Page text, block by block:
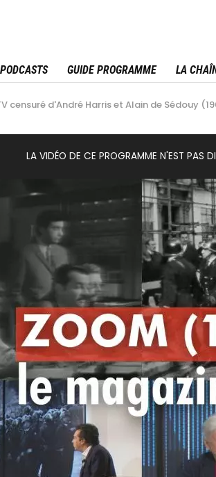
PODCASTS GUIDE PROGRAMME LA
censuré d'André Harris et Alain de Sédouy
LA VIDÉO DE CE PROGRAMME N'EST PAS